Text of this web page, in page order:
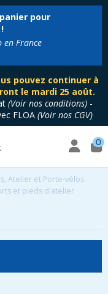
pour
France
pouvez continuer à
le mardi 25 août.
(Voir nos conditions)-
FLOA (Voir nos CGV)
0
Atelier et Porte-vélos
et pieds d'atelier